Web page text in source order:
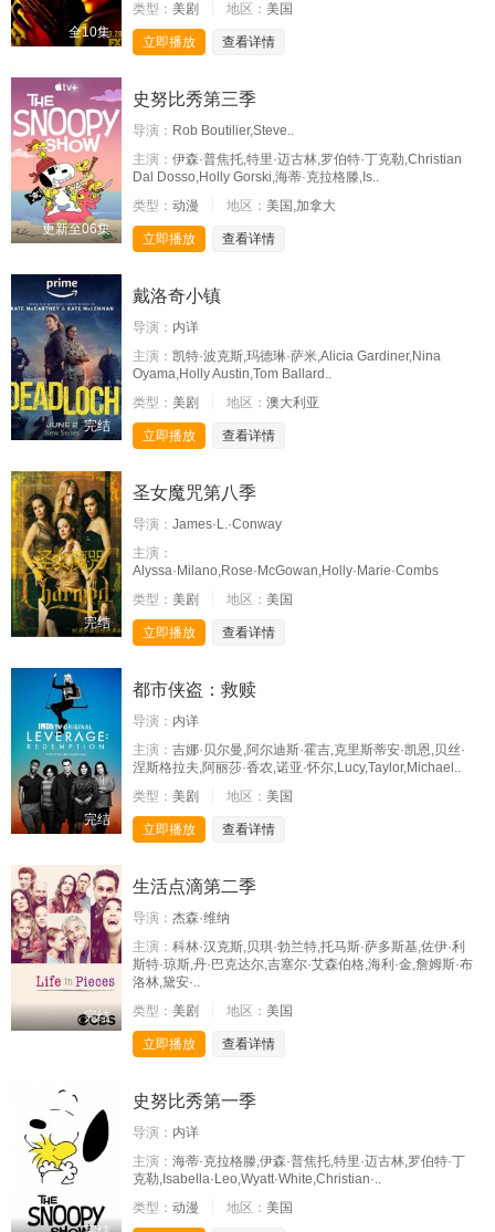
全10集
类型： 美剧 地区： 美国
立即播放 查看详情
更新至06集
史努比秀第三季
导演： Rob Boutilier,Steve..
主演： 伊森·普焦托,特里·迈古林,罗伯特·丁克勒,Christian
Dal Dosso,Holly Gorski,海蒂·克拉格滕,Is..
类型： 动漫 地区： 美国,加拿大
立即播放 查看详情
完结
戴洛奇小镇
导演： 内详
主演： 凯特·波克斯,玛德琳·萨米,Alicia Gardiner,Nina
Oyama,Holly Austin,Tom Ballard..
类型： 美剧 地区： 澳大利亚
立即播放 查看详情
完结
圣女魔咒第八季
导演： James·L.·Conway
主演：
Alyssa·Milano,Rose·McGowan,Holly·Marie·Combs
类型： 美剧 地区： 美国
立即播放 查看详情
完结
都市侠盗：救赎
导演： 内详
主演： 吉娜·贝尔曼,阿尔迪斯·霍吉,克里斯蒂安·凯恩,贝丝·
涅斯格拉夫,阿丽莎·香农,诺亚·怀尔,Lucy,Taylor,Michael..
类型： 美剧 地区： 美国
立即播放 查看详情
完结
生活点滴第二季
导演： 杰森·维纳
主演： 科林·汉克斯,贝琪·勃兰特,托马斯·萨多斯基,佐伊·利
斯特·琼斯,丹·巴克达尔,吉塞尔·艾森伯格,海利·金,詹姆斯·布
洛林,黛安·..
类型： 美剧 地区： 美国
立即播放 查看详情
史努比秀第一季
导演： 内详
主演： 海蒂·克拉格滕,伊森·普焦托,特里·迈古林,罗伯特·丁
克勒,Isabella·Leo,Wyatt·White,Christian·..
类型： 动漫 地区： 美国